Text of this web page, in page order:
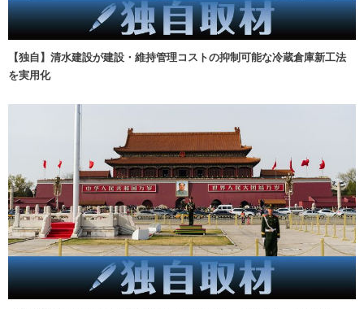
【独自】清水建設が建設・維持管理コストの抑制可能な冷蔵倉庫新工法
を実用化